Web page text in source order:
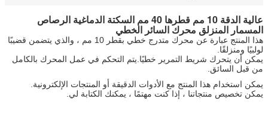
عالية الدقة 10 مم قطرها 40 مم السكتة الدماغية الرصاص
المسمار المنزلق محرك السائر الخطي
هذا المنتج عبارة عن محرك متدرج خطي بقطر 10 مم ، والذي يتضمن قضيبًا
لولبيًا ومنزلقًا.
يمكن أن يتحرك شريط التمرير خطيًا.يتم التحكم في عمل المحرك بالكامل
من قبل السائق.
يمكن استخدام هذا المنتج مع الأدوات الدقيقة أو المنتجات الإلكترونية.
يمكن تخصيص منتجاتنا ، إذا كنت مهتمًا ، يمكنك الكتابة لي.